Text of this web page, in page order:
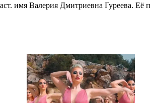
имя Валерия Дмитриевна Гуреева.